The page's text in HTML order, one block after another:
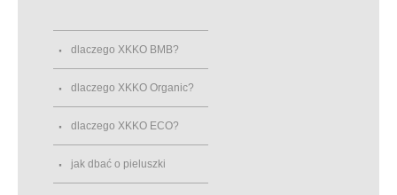
dlaczego XKKO BMB?
dlaczego XKKO Organic?
dlaczego XKKO ECO?
jak dbać o pieluszki